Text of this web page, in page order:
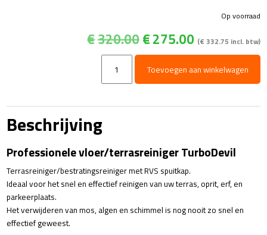
€320.00Oorspronkelijke
prijs
was:
€320.00.
€275.00 Huidige
prijs
is:
€275.00.
(€ 332.75 incl. btw)
Op voorraad
Terrasreiniger
RC420
Toevoegen aan winkelwagen
Beschrijving
Professionele vloer/terrasreiniger TurboDevil
Terrasreiniger/bestratingsreiniger met RVS spuitkap.
Ideaal voor het snel en effectief reinigen van uw terras, oprit, erf, en
parkeerplaats.
Het verwijderen van mos, algen en schimmel is nog nooit zo snel en
effectief geweest.